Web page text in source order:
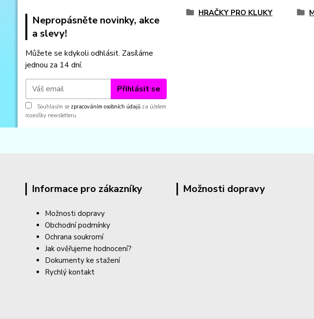
Nepropásněte novinky, akce
a slevy!
Můžete se kdykoli odhlásit. Zasíláme
jednou za 14 dní.
Přihlásit se
Souhlasím se zpracováním osobních údajů za účelem
rozesílky newsletteru.
HRAČKY PRO KLUKY
Informace pro zákazníky
Možnosti dopravy
Obchodní podmínky
Ochrana soukromí
Jak ověřujeme hodnocení?
Dokumenty ke stažení
Rychlý kontakt
Možnosti dopravy